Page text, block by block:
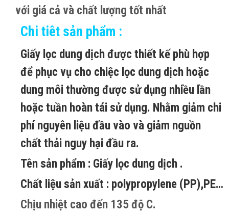
với giá cả và chất lượng tốt nhất
Chi tiêt sản phẩm :
Giấy lọc dung dịch được thiết kế phù hợp
để phục vụ cho chiệc lọc dung dịch hoặc
dung môi thường được sử dụng nhiều lần
hoặc tuần hoàn tái sử dụng. Nhằm giảm chi
phí nguyên liệu đầu vào và giảm nguồn
chất thải nguy hại đầu ra.
Tên sản phẩm : Giấy lọc dung dịch .
Chất liệu sản xuất : polypropylene (PP),PE…
Chịu nhiệt cao đến 135 độ C.